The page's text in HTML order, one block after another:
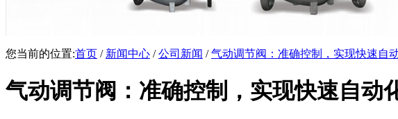
您当前的位置:首页 / 新闻中心 /公司新闻 /气动调节阀：准确控制，实现快速自
气动调节阀：准确控制，实现快速自动